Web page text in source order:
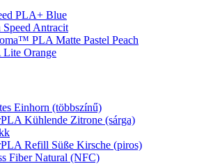
PLA+ Blue
Antracit
PLA Matte Pastel Peach
Lite Orange
Einhorn (többszínű)
Kühlende Zitrone (sárga)
Refill Süße Kirsche (piros)
Fiber Natural (NFC)